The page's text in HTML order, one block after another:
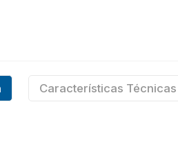
Características Técnicas